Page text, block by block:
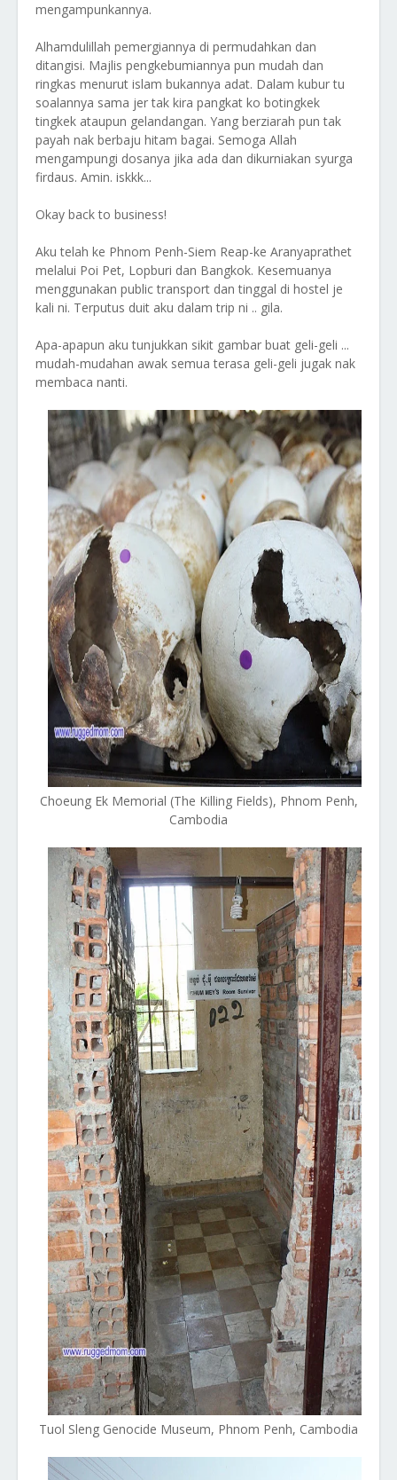
mengampunkannya.
Alhamdulillah pemergiannya di permudahkan dan
ditangisi. Majlis pengkebumiannya pun mudah dan
ringkas menurut islam bukannya adat. Dalam kubur tu
soalannya sama jer tak kira pangkat ko botingkek
tingkek ataupun gelandangan. Yang berziarah pun tak
payah nak berbaju hitam bagai. Semoga Allah
mengampungi dosanya jika ada dan dikurniakan syurga
firdaus. Amin. iskkk...
Okay back to business!
Aku telah ke Phnom Penh-Siem Reap-ke Aranyaprathet
melalui Poi Pet, Lopburi dan Bangkok. Kesemuanya
menggunakan public transport dan tinggal di hostel je
kali ni. Terputus duit aku dalam trip ni .. gila.
Apa-apapun aku tunjukkan sikit gambar buat geli-geli ...
mudah-mudahan awak semua terasa geli-geli jugak nak
membaca nanti.
Choeung Ek Memorial (The Killing Fields), Phnom Penh,
Cambodia
Tuol Sleng Genocide Museum, Phnom Penh, Cambodia